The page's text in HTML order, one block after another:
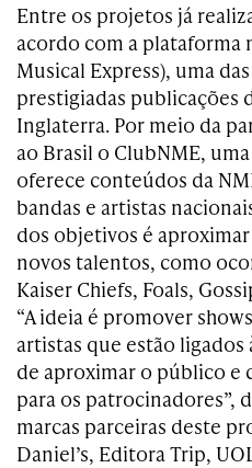
Entre os projetos já
acordo com a plataforma
Musical Express), uma
prestigiadas publicações
Inglaterra. Por meio da
ao Brasil o ClubNME,
oferece conteúdos da
bandas e artistas
dos objetivos é
novos talentos, como
Kaiser Chiefs, Foals,
“A ideia é promover
artistas que estão
de aproximar o público e
para os patrocinadores”,
marcas parceiras deste
Daniel’s, Editora Trip,